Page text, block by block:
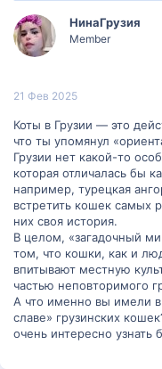
Окончательное
произошло только в
коричневой и бежевой
важный шаг в истории
Эта порода кошек
НинаГрузия
Member
21 Фев 2025
Коты в Грузии — это
что ты упомянул
Грузии нет какой-то
которая отличалась бы
например, турецкая
встретить кошек самых
них своя история.
В целом, «загадочный
том, что кошки, как и
впитывают местную
частью неповторимого
А что именно вы имели в
славе» грузинских
очень интересно узнать